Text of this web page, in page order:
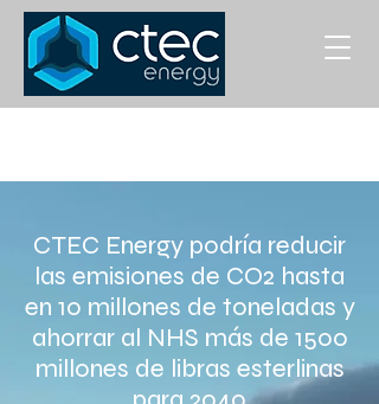
CTEC Energy podría reducir
las emisiones de CO2 hasta
en 10 millones de toneladas y
ahorrar al NHS más de 1500
millones de libras esterlinas